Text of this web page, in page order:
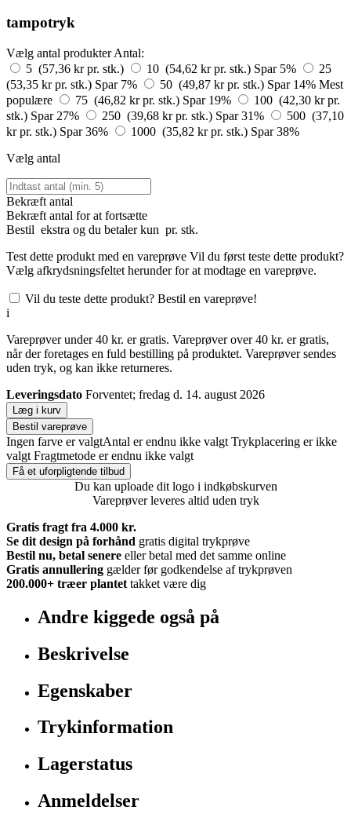
tampotryk
Vælg antal produkter Antal:
5 (57,36 kr pr. stk.)
10 (54,62 kr pr. stk.) Spar 5%
25
(53,35 kr pr. stk.) Spar 7% 50 (49,87 kr pr. stk.) Spar 14% Mest
populære
75 (46,82 kr pr. stk.) Spar 19%
100 (42,30 kr pr.
stk.) Spar 27% 250 (39,68 kr pr. stk.) Spar 31%
500 (37,10
kr pr. stk.) Spar 36% 1000 (35,82 kr pr. stk.) Spar 38%
Vælg antal
Bekræft antal
Bekræft antal for at fortsætte
Bestil ekstra og du betaler kun pr. stk.
Test dette produkt med en vareprøve Vil du først teste dette produkt?
Vælg afkrydsningsfeltet herunder for at modtage en vareprøve.
Vil du teste dette produkt? Bestil en vareprøve!
i
Vareprøver under 40 kr. er gratis. Vareprøver over 40 kr. er gratis,
når der foretages en fuld bestilling på produktet. Vareprøver sendes
uden tryk, og kan ikke returneres.
Leveringsdato Forventet; fredag d. 14. august 2026
Læg i kurv
Bestil vareprøve
Ingen farve er valgtAntal er endnu ikke valgt Trykplacering er ikke
valgt Fragtmetode er endnu ikke valgt
Få et uforpligtende tilbud
Du kan uploade dit logo i indkøbskurven
Vareprøver leveres altid uden tryk
Gratis fragt fra 4.000 kr.
Se dit design på forhånd gratis digital trykprøve
Bestil nu, betal senere eller betal med det samme online
Gratis annullering gælder før godkendelse af trykprøven
200.000+ træer plantet takket være dig
Andre kiggede også på
Beskrivelse
Egenskaber
Trykinformation
Lagerstatus
Anmeldelser